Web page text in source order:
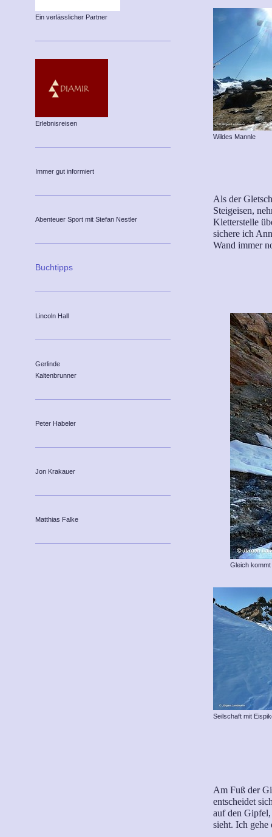
Wildes Mannle
Als der
Steigeisen,
Kletterstelle
sichere ich
Wand immer
Gleich
Seilschaft mit
Am Fuß der
entscheidet
auf den
sieht. Ich gehe
Ein verlässlicher Partner
Erlebnisreisen
Immer gut informiert
Abenteuer Sport mit Stefan Nestler
Buchtipps
Lincoln Hall
Gerlinde
Kaltenbrunner
Peter Habeler
Jon Krakauer
Matthias Falke